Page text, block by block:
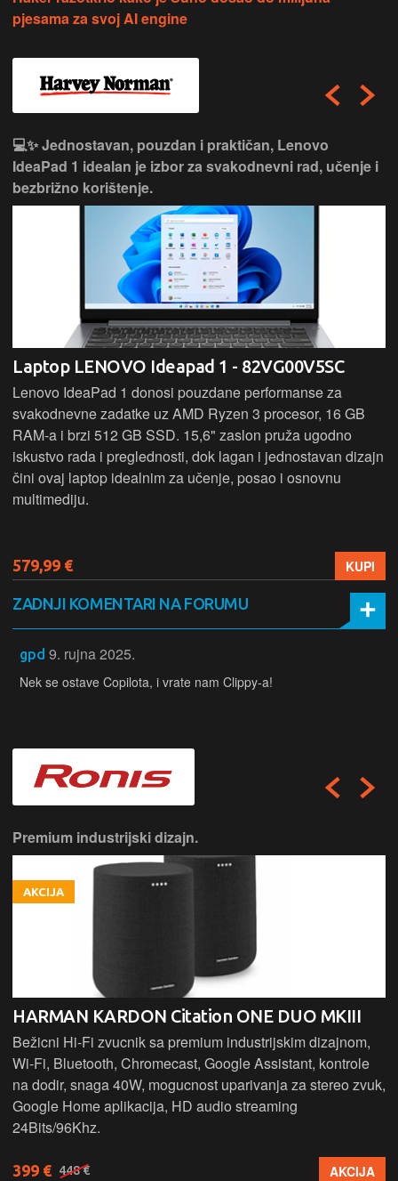
pjesama za svoj AI engine
💻✨ Jednostavan, pouzdan i praktičan, Lenovo
IdeaPad 1 idealan je izbor za svakodnevni rad, učenje i
bezbrižno korištenje.
Laptop LENOVO Ideapad 1 - 82VG00V5SC
Lenovo IdeaPad 1 donosi pouzdane performanse za
svakodnevne zadatke uz AMD Ryzen 3 procesor, 16 GB
RAM-a i brzi 512 GB SSD. 15,6" zaslon pruža ugodno
iskustvo rada i preglednosti, dok lagan i jednostavan dizajn
čini ovaj laptop idealnim za učenje, posao i osnovnu
multimediju.
579,99 € KUPI
ZADNJI KOMENTARI NA FORUMU
gpd 9. rujna 2025.
Nek se ostave Copilota, i vrate nam Clippy-a!
Premium industrijski dizajn.
AKCIJA
HARMAN KARDON Citation ONE DUO MKIII
Bežicni Hi-Fi zvucnik sa premium industrijskim dizajnom,
Wi-Fi, Bluetooth, Chromecast, Google Assistant, kontrole
na dodir, snaga 40W, mogucnost uparivanja za stereo zvuk,
Google Home aplikacija, HD audio streaming
24Bits/96Khz.
399 € 448 € AKCIJA